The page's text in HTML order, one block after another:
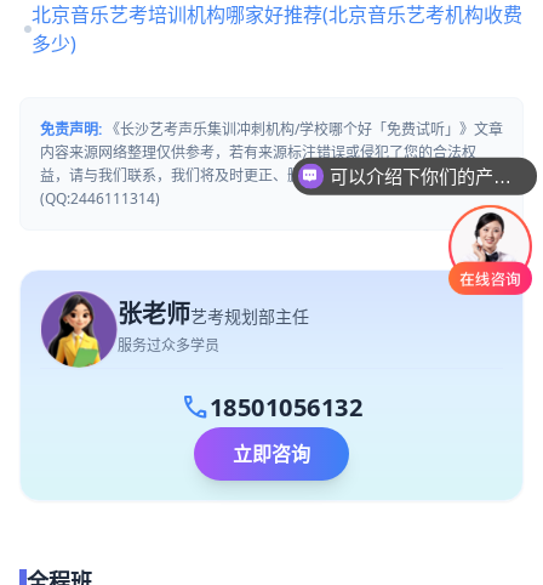
北京音乐艺考培训机构哪家好推荐(北京音乐艺考机构收费
多少)
免责声明: 《长沙艺考声乐集训冲刺机构/学校哪个好「免费试听」》文章
内容来源网络整理仅供参考，若有来源标注错误或侵犯了您的合法权
益，请与我们联系，我们将及时更正、删除或依法处理。
(QQ:2446111314)
张老师艺考规划部主任
服务过众多学员
call18501056132
立即咨询
可以介绍下你们的产品么
你们是怎么收费的呢